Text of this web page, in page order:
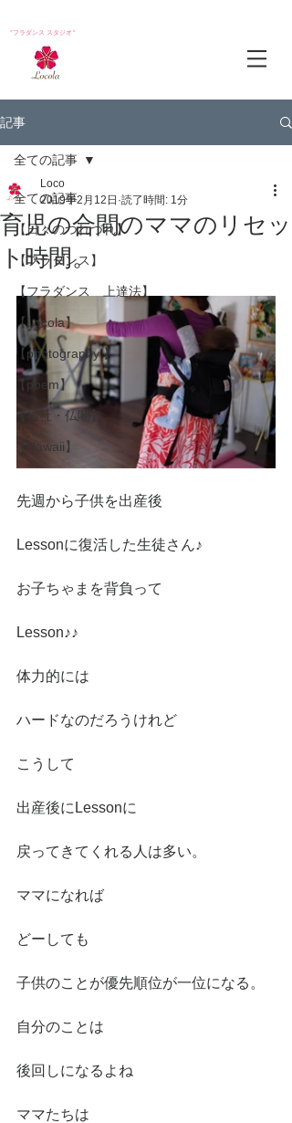
*フラダンス スタジオ*
記事
全ての記事
【日々のつれづれ】
【フラダンス】
【フラダンス 上達法】
【Locola】
【photography 】
【poem】
【神社・仏閣】
【Hawaii】
全ての記事
育児の合間のママのリセッ
ト時間。
Loco
2019年2月12日 読了時間: 1分
先週から子供を出産後
Lessonに復活した生徒さん♪
お子ちゃまを背負って
Lesson♪♪
体力的には
ハードなのだろうけれど
こうして
出産後にLessonに
戻ってきてくれる人は多い。
ママになれば
どーしても
子供のことが優先順位が一位になる。
自分のことは
後回しになるよね
ママたちは